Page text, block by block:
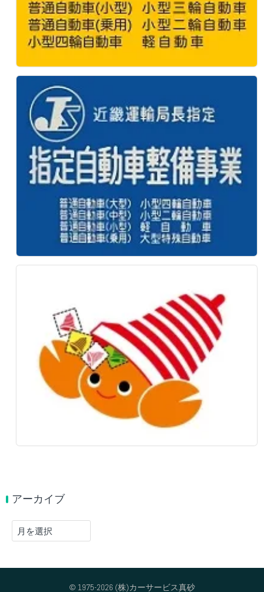
アーカイブ
ア
ー
イ
© 1975-2026 (株)カーサービス真砂